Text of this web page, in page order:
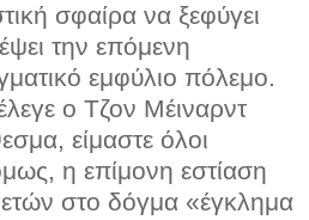
σφαίρα να ξεφύγει
την επόμενη
εμφύλιο πόλεμο.
ο Τζον Μέιναρντ
είμαστε όλοι
η επίμονη εστίαση
στο δόγμα «έγκλημα